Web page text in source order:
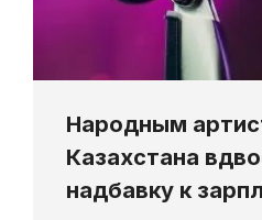
Народным
Казахстана
надбавку к